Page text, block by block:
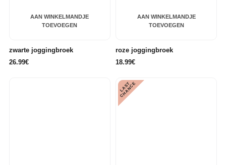
AAN WINKELMANDJE
TOEVOEGEN
zwarte joggingbroek
26.99€
AAN WINKELMANDJE
TOEVOEGEN
roze joggingbroek
18.99€
L
A
S
T
C
H
A
N
C
E